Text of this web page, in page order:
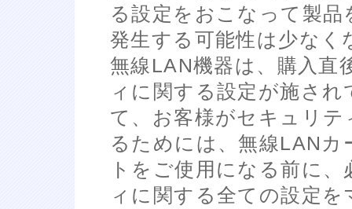
る設定をおこなって製
発生する可能性は少なく
無線LAN機器は、購入直
ィに関する設定が施さ
て、お客様がセキュリ
るためには、無線LAN
トをご使用になる前に
ィに関する全ての設定